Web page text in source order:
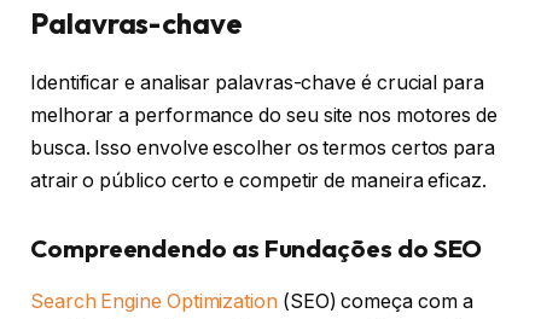
Palavras-chave
Identificar e analisar palavras-chave é crucial para
melhorar a performance do seu site nos motores de
busca. Isso envolve escolher os termos certos para
atrair o público certo e competir de maneira eficaz.
Compreendendo as Fundações do SEO
Search Engine Optimization (SEO) começa com a